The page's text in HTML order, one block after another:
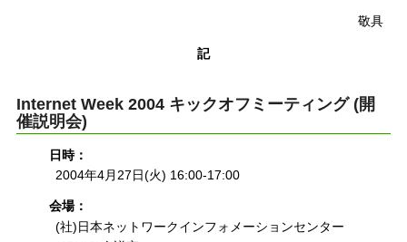
敬具
記
Internet Week 2004 キックオフミーティング (開
催説明会)
日時：
2004年4月27日(火) 16:00-17:00
会場：
(社)日本ネットワークインフォメーションセンター